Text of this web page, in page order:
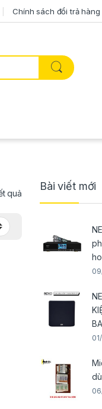
Chính sách đổi trả hàng
quả
Bài viết mới